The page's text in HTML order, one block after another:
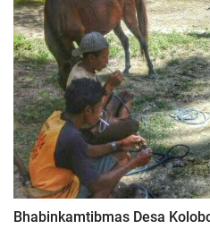
Bhabinkamtibmas Desa